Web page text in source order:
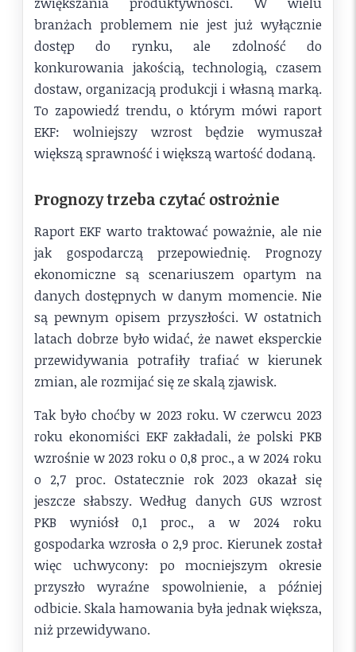
branżach problemem nie jest już wyłącznie
dostęp do rynku, ale zdolność do
konkurowania jakością, technologią, czasem
dostaw, organizacją produkcji i własną marką.
To zapowiedź trendu, o którym mówi raport
EKF: wolniejszy wzrost będzie wymuszał
większą sprawność i większą wartość dodaną.
Prognozy trzeba czytać ostrożnie
Raport EKF warto traktować poważnie, ale nie
jak gospodarczą przepowiednię. Prognozy
ekonomiczne są scenariuszem opartym na
danych dostępnych w danym momencie. Nie
są pewnym opisem przyszłości. W ostatnich
latach dobrze było widać, że nawet eksperckie
przewidywania potrafiły trafiać w kierunek
zmian, ale rozmijać się ze skalą zjawisk.
Tak było choćby w 2023 roku. W czerwcu 2023
roku ekonomiści EKF zakładali, że polski PKB
wzrośnie w 2023 roku o 0,8 proc., a w 2024 roku
o 2,7 proc. Ostatecznie rok 2023 okazał się
jeszcze słabszy. Według danych GUS wzrost
PKB wyniósł 0,1 proc., a w 2024 roku
gospodarka wzrosła o 2,9 proc. Kierunek został
więc uchwycony: po mocniejszym okresie
przyszło wyraźne spowolnienie, a później
odbicie. Skala hamowania była jednak większa,
niż przewidywano.